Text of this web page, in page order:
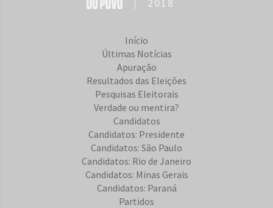
Início
Últimas Notícias
Apuração
Resultados das Eleições
Pesquisas Eleitorais
Verdade ou mentira?
Candidatos
Candidatos: Presidente
Candidatos: São Paulo
Candidatos: Rio de Janeiro
Candidatos: Minas Gerais
Candidatos: Paraná
Partidos